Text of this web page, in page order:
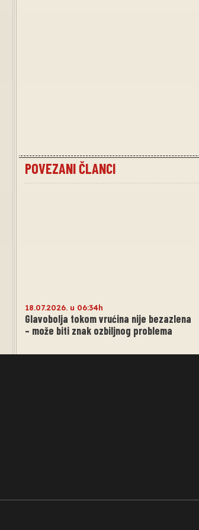
POVEZANI ČLANCI
18.07.2026. u 06:34h
Glavobolja tokom vrućina nije bezazlena
– može biti znak ozbiljnog problema